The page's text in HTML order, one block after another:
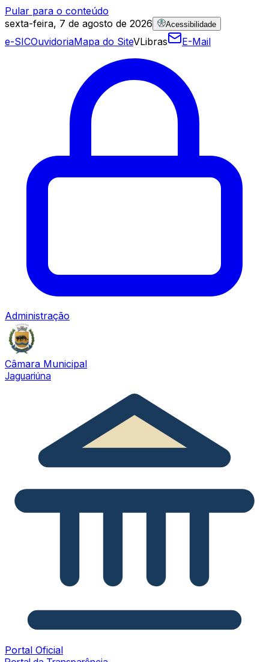
Pular para o conteúdo
sexta-feira, 7 de agosto de 2026
Acessibilidade
e-SICOuvidoriaMapa do SiteVLibras E-Mail
Administração
Câmara Municipal
Jaguariúna
Portal Oficial